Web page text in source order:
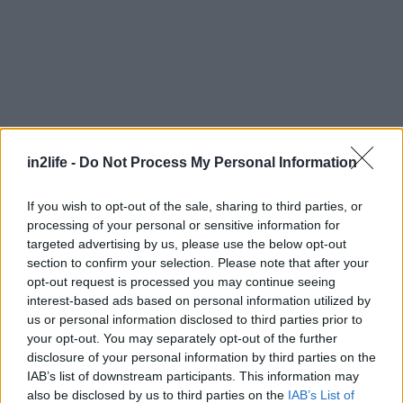
in2life - Do Not Process My Personal Information
If you wish to opt-out of the sale, sharing to third parties, or
processing of your personal or sensitive information for
targeted advertising by us, please use the below opt-out
section to confirm your selection. Please note that after your
opt-out request is processed you may continue seeing
interest-based ads based on personal information utilized by
us or personal information disclosed to third parties prior to
your opt-out. You may separately opt-out of the further
disclosure of your personal information by third parties on the
IAB’s list of downstream participants. This information may
also be disclosed by us to third parties on the IAB’s List of